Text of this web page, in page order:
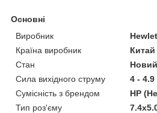
Основні
Виробник
Країна виробник
Китай
Стан
Новий
Сила вихідного струму
4 -
Сумісність з брендом
HP
Тип роз'єму